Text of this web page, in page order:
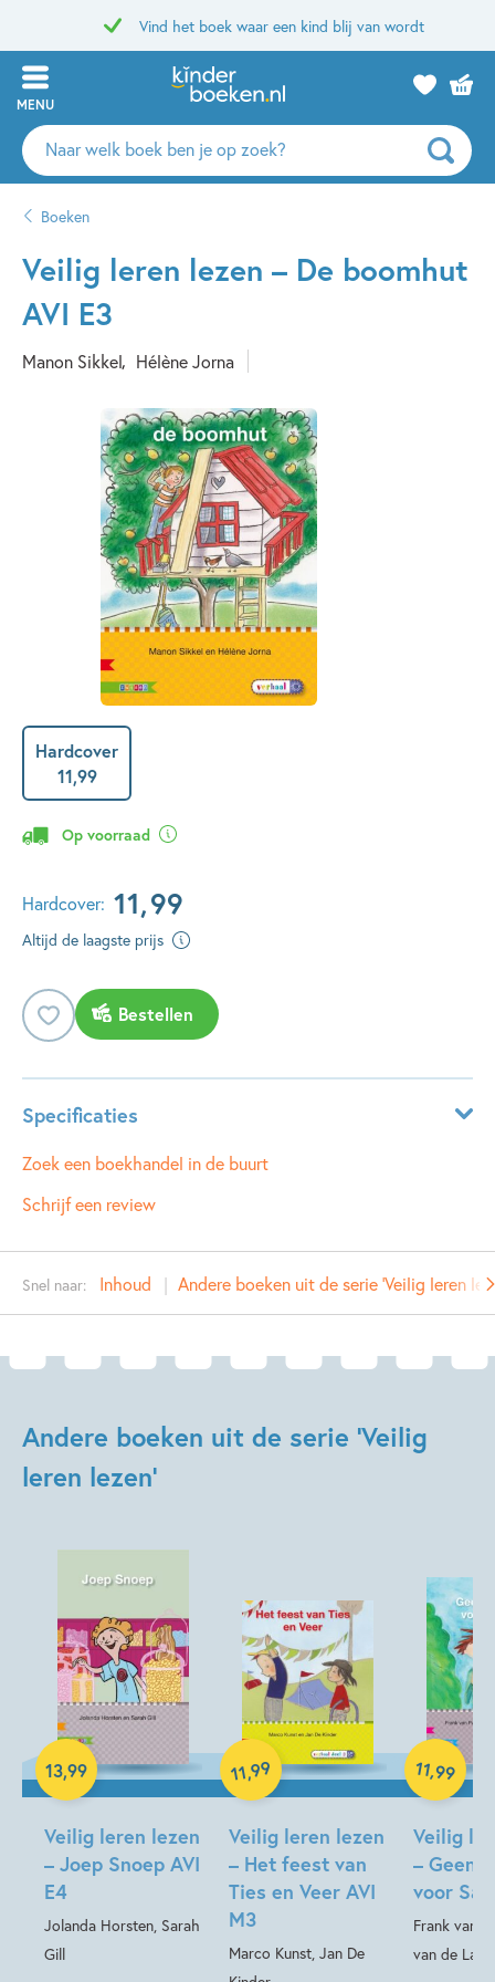
Vind het boek waar een kind blij van wordt
MENU
Zoeken
naar
auteurs
uitgevers
Boeken
Veilig leren lezen – De boomhut
AVI E3
Manon Sikkel Hélène Jorna
Hardcover
11,99
Op voorraad
Hardcover: 11,99
Altijd de laagste prijs
Bestellen
Specificaties
ISBN: 9789048719587
NUR:
Auteur(s): Manon Sikkel
Illustrator:
Hélène Jorna
Uitgever:
Zwijsen Uitgeverij
Kenmerken van dit boek
Beginnende lezer & AVI boeken
Zoek een boekhandel in de buurt
Schrijf een review
Snel naar: Inhoud Andere boeken uit de serie 'Veilig leren
Andere boeken uit de serie 'Veilig
leren lezen'
Veilig leren lezen
– Joep Snoep AVI
E4
Jolanda Horsten, Sarah
Gill
13,99
Hardcover
Veilig leren lezen
– Het feest van
Ties en Veer AVI
M3
Marco Kunst, Jan De
11,99
Hardcover
Veilig
– Geen
voor
Frank van
van de Laar
11,99
Hardcover